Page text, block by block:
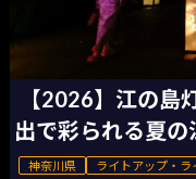
【2026】江の
出で彩られる夏の
神奈川県 ライトアップ・ラ